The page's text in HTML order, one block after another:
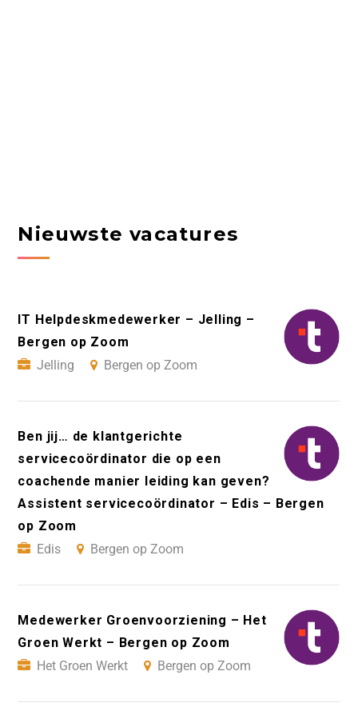
Nieuwste vacatures
IT Helpdeskmedewerker – Jelling –
Bergen op Zoom
Jelling
Bergen op Zoom
Ben jij… de klantgerichte
servicecoördinator die op een
coachende manier leiding kan geven?
Assistent servicecoördinator – Edis – Bergen
op Zoom
Edis
Bergen op Zoom
Medewerker Groenvoorziening – Het
Groen Werkt – Bergen op Zoom
Het Groen Werkt
Bergen op Zoom